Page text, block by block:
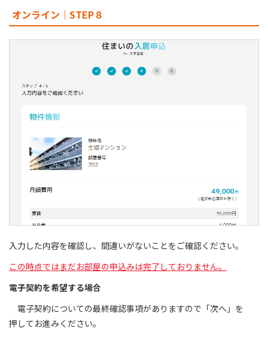
オンライン｜STEP８
入力した内容を確認し、間違いがないことをご確認ください。
この時点ではまだお部屋の申込みは完了しておりません。
電子契約を希望する場合
電子契約についての最終確認事項がありますので「次へ」を
押してお進みください。